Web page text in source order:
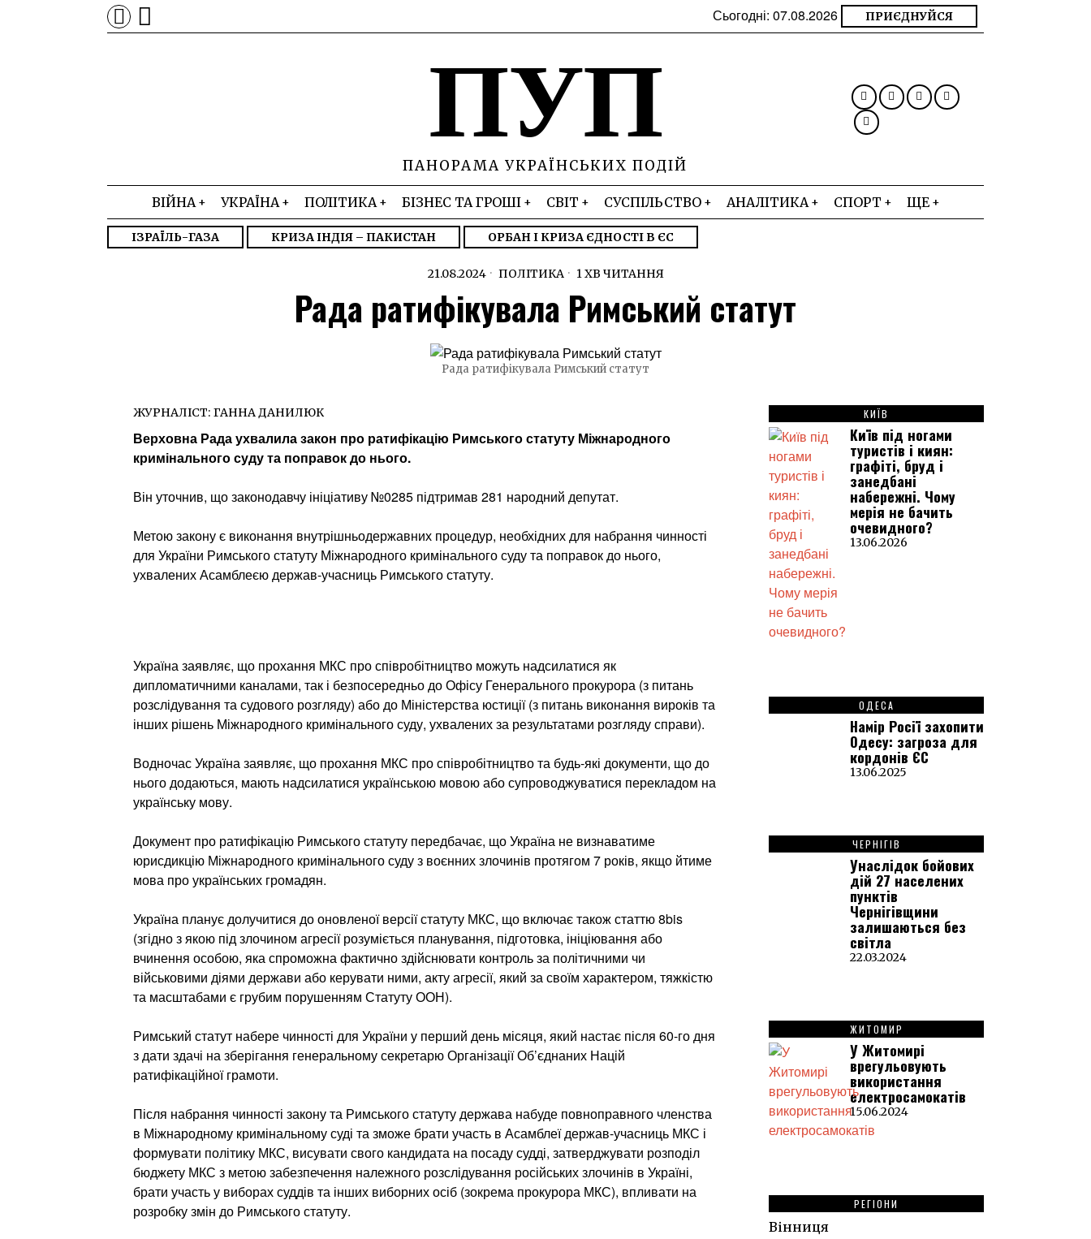
Сьогодні: 07.08.2026 ПРИЄДНУЙСЯ
ПУП
ПАНОРАМА УКРАЇНСЬКИХ ПОДІЙ
ВІЙНА УКРАЇНА ПОЛІТИКА БІЗНЕС ТА ГРОШІ СВІТ СУСПІЛЬСТВО АНАЛІТИКА СПОРТ ЩЕ
ІЗРАЇЛЬ-ГАЗА КРИЗА ІНДІЯ – ПАКИСТАН ОРБАН І КРИЗА ЄДНОСТІ В ЄС
21.08.2024 ПОЛІТИКА 1 ХВ ЧИТАННЯ
Рада ратифікувала Римський статут
Рада ратифікувала Римський статут
ЖУРНАЛІСТ: ГАННА ДАНИЛЮК
Верховна Рада ухвалила закон про ратифікацію Римського статуту Міжнародного
кримінального суду та поправок до нього.
Він уточнив, що законодавчу ініціативу №0285 підтримав 281 народний депутат.
Метою закону є виконання внутрішньодержавних процедур, необхідних для набрання чинності
для України Римського статуту Міжнародного кримінального суду та поправок до нього,
ухвалених Асамблеєю держав-учасниць Римського статуту.
Україна заявляє, що прохання МКС про співробітництво можуть надсилатися як
дипломатичними каналами, так і безпосередньо до Офісу Генерального прокурора (з питань
розслідування та судового розгляду) або до Міністерства юстиції (з питань виконання вироків та
інших рішень Міжнародного кримінального суду, ухвалених за результатами розгляду справи).
Водночас Україна заявляє, що прохання МКС про співробітництво та будь-які документи, що до
нього додаються, мають надсилатися українською мовою або супроводжуватися перекладом на
українську мову.
Документ про ратифікацію Римського статуту передбачає, що Україна не визнаватиме
юрисдикцію Міжнародного кримінального суду з воєнних злочинів протягом 7 років, якщо йтиме
мова про українських громадян.
Україна планує долучитися до оновленої версії статуту МКС, що включає також статтю 8bis
(згідно з якою під злочином агресії розуміється планування, підготовка, ініціювання або
вчинення особою, яка спроможна фактично здійснювати контроль за політичними чи
військовими діями держави або керувати ними, акту агресії, який за своїм характером, тяжкістю
та масштабами є грубим порушенням Статуту ООН).
Римський статут набере чинності для України у перший день місяця, який настає після 60-го дня
з дати здачі на зберігання генеральному секретарю Організації Об’єднаних Націй
ратифікаційної грамоти.
Після набрання чинності закону та Римського статуту держава набуде повноправного членства
в Міжнародному кримінальному суді та зможе брати участь в Асамблеї держав-учасниць МКС і
формувати політику МКС, висувати свого кандидата на посаду судді, затверджувати розподіл
бюджету МКС з метою забезпечення належного розслідування російських злочинів в Україні,
брати участь у виборах суддів та інших виборних осіб (зокрема прокурора МКС), впливати на
розробку змін до Римського статуту.
КИЇВ
Київ під ногами
туристів і киян:
графіті, бруд і
занедбані
набережні. Чому
мерія не бачить
очевидного?
13.06.2026
ОДЕСА
Намір Росії захопити
Одесу: загроза для
кордонів ЄС
13.06.2025
ЧЕРНІГІВ
Унаслідок бойових
дій 27 населених
пунктів
Чернігівщини
залишаються без
світла
22.03.2024
ЖИТОМИР
У Житомирі
врегульовують
використання
електросамокатів
15.06.2024
РЕГІОНИ
Вінниця